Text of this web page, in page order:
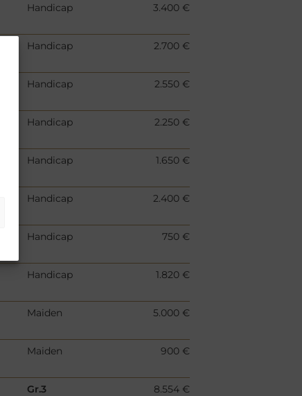
Handicap
3.400 €
Handicap
2.700 €
Handicap
2.550 €
Handicap
2.250 €
Handicap
1.650 €
Handicap
2.400 €
Handicap
750 €
Handicap
1.820 €
Maiden
5.000 €
Maiden
900 €
Gr.3
8.554 €